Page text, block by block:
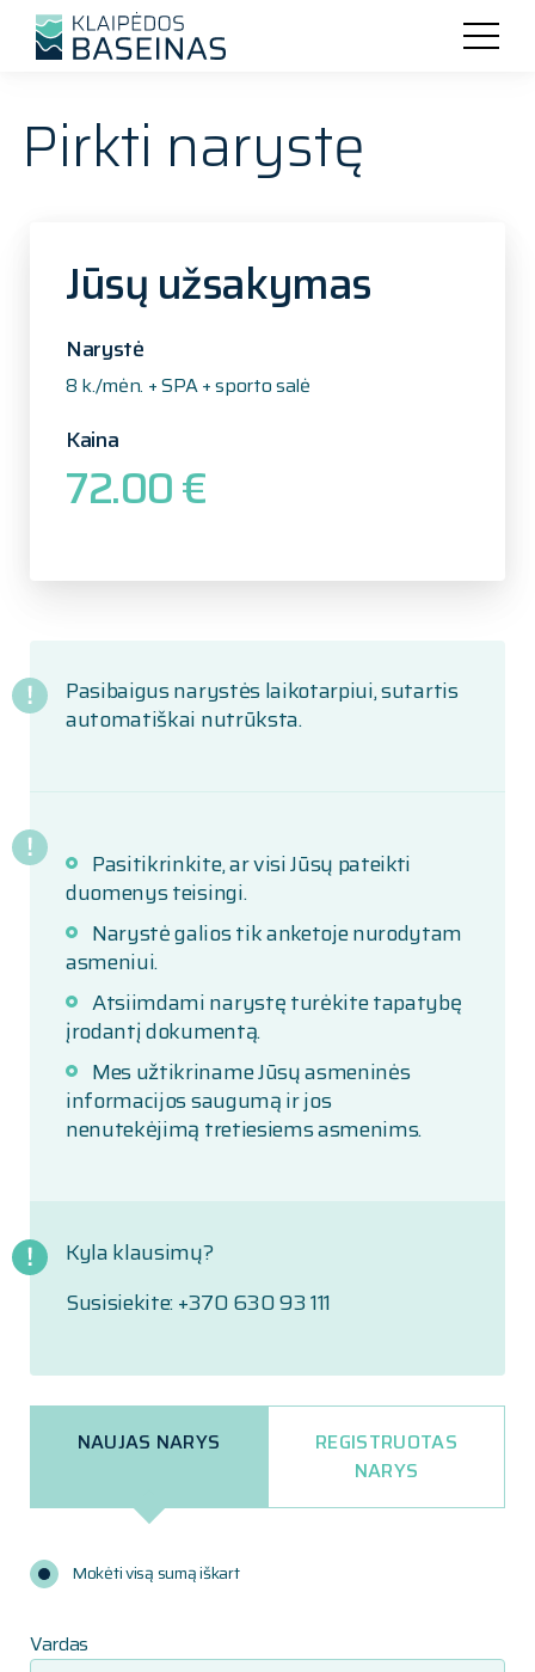
Pirkti narystę
NAUJAS NARYS
REGISTRUOTAS
NARYS
Mokėti visą sumą iškart
Vardas
Jūsų užsakymas
Narystė
8 k./mėn. + SPA + sporto salė
Kaina
72.00 €
Pasibaigus narystės laikotarpiui, sutartis
automatiškai nutrūksta.
Pasitikrinkite, ar visi Jūsų pateikti
duomenys teisingi.
Narystė galios tik anketoje nurodytam
asmeniui.
Atsiimdami narystę turėkite tapatybę
įrodantį dokumentą.
Mes užtikriname Jūsų asmeninės
informacijos saugumą ir jos
nenutekėjimą tretiesiems asmenims.
Kyla klausimų?
Susisiekite: +370 630 93 111